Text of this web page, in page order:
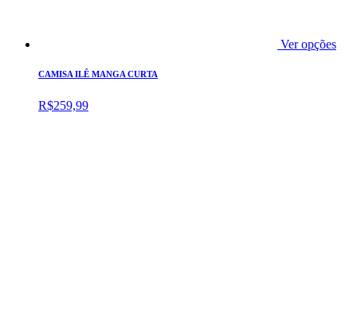
Ver opções
CAMISA ILÊ MANGA CURTA
R$259,99